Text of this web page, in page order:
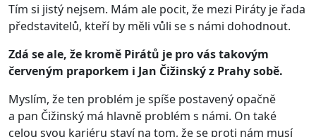
Tím si jistý nejsem. Mám ale pocit, že mezi Piráty je řada
představitelů, kteří by měli vůli se s námi dohodnout.
Zdá se ale, že kromě Pirátů je pro vás takovým
červeným praporkem i Jan Čižinský z Prahy sobě.
Myslím, že ten problém je spíše postavený opačně
a pan Čižinský má hlavně problém s námi. On také
celou svou kariéru staví na tom, že se proti nám musí